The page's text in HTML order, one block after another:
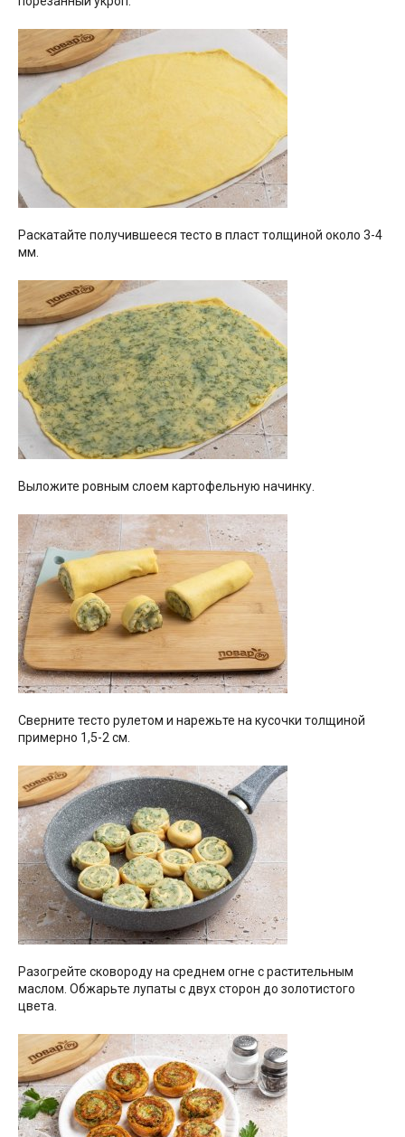
Раскатайте получившееся тесто в пласт толщиной около 3-4
мм.
Выложите ровным слоем картофельную начинку.
Сверните тесто рулетом и нарежьте на кусочки толщиной
примерно 1,5-2 см.
Разогрейте сковороду на среднем огне с растительным
маслом. Обжарьте лупаты с двух сторон до золотистого
цвета.